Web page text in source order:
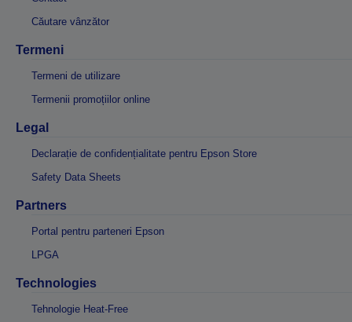
Căutare vânzător
Termeni
Termeni de utilizare
Termenii promoțiilor online
Legal
Declarație de confidențialitate pentru Epson Store
Safety Data Sheets
Partners
Portal pentru parteneri Epson
LPGA
Technologies
Tehnologie Heat-Free